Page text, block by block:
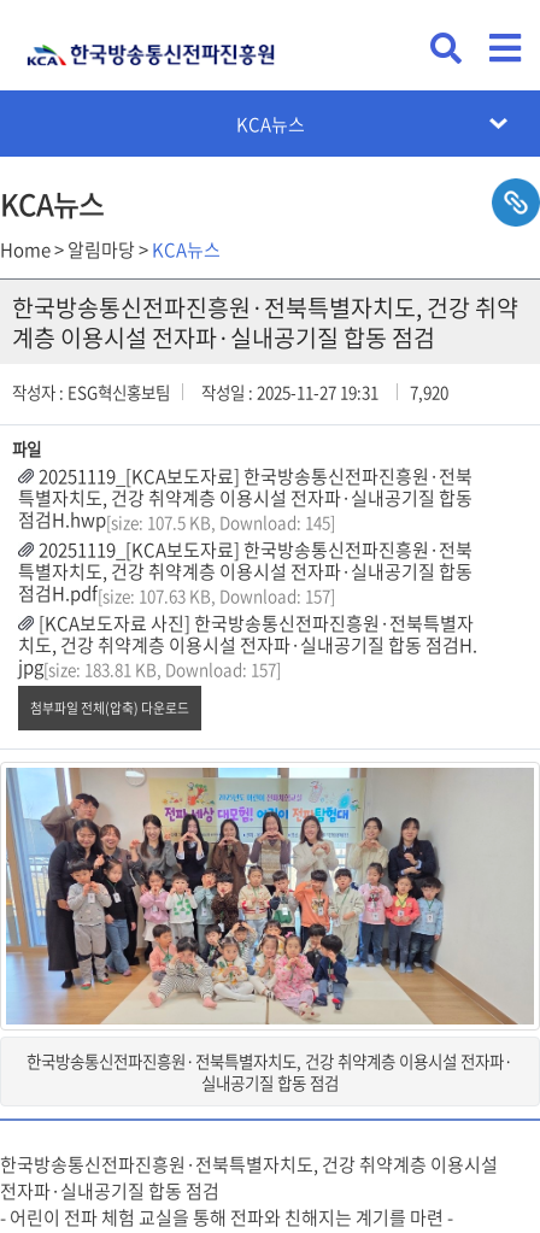
공지사항
채용공고
입찰공고
KCA뉴스
카드뉴스
설문조사
KCA뉴스
Home > 알림마당 >KCA뉴스
한국방송통신전파진흥원·전북특별자치도, 건강 취약
계층 이용시설 전자파·실내공기질 합동 점검
작성자 : ESG혁신홍보팀 작성일 : 2025-11-27 19:31 7,920
파일
20251119_[KCA보도자료] 한국방송통신전파진흥원·전북
특별자치도, 건강 취약계층 이용시설 전자파·실내공기질 합동
점검H.hwp[size: 107.5 KB, Download: 145]
20251119_[KCA보도자료] 한국방송통신전파진흥원·전북
특별자치도, 건강 취약계층 이용시설 전자파·실내공기질 합동
점검H.pdf[size: 107.63 KB, Download: 157]
[KCA보도자료 사진] 한국방송통신전파진흥원·전북특별자
치도, 건강 취약계층 이용시설 전자파·실내공기질 합동 점검H.
jpg[size: 183.81 KB, Download: 157]
첨부파일 전체(압축) 다운로드
한국방송통신전파진흥원·전북특별자치도, 건강 취약계층 이용시설 전자파·
실내공기질 합동 점검
한국방송통신전파진흥원·전북특별자치도, 건강 취약계층 이용시설
전자파·실내공기질 합동 점검
- 어린이 전파 체험 교실을 통해 전파와 친해지는 계기를 마련 -